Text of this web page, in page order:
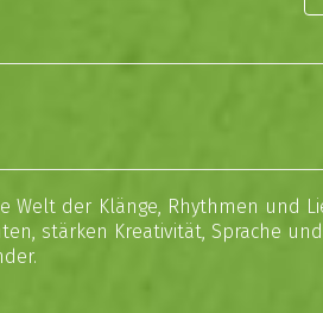
der Klänge, Rhythmen und
stärken Kreativität, Sprache